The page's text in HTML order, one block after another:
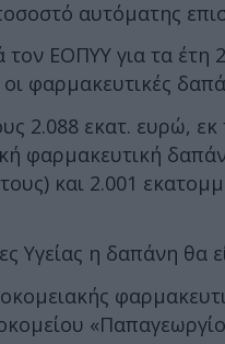
αυτόματης
ΕΟΠΥΥ για τα έτη
φαρμακευτικές
2.088 εκατ. ευρώ,
φαρμακευτική
και 2.001
Υγείας η δαπάνη θα